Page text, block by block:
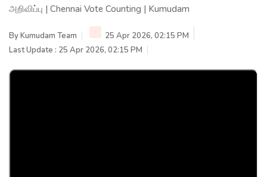
அறிவிப்பு | Chennai Vote Counting | Kumudam
ByKumudam Team
25 Apr 2026, 02:15 PM
Last Update : 25 Apr 2026, 02:15 PM